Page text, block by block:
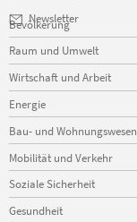
Newsletter
Navigation
überspringen
Bevölkerung
Raum und Umwelt
Wirtschaft und Arbeit
Energie
Bau- und Wohnungswesen
Mobilität und Verkehr
Soziale Sicherheit
Gesundheit